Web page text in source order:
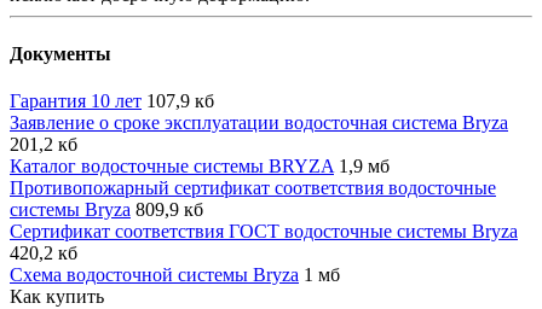
Документы
Гарантия 10 лет 107,9 кб
Заявление о сроке эксплуатации водосточная система Bryza
201,2 кб
Каталог водосточные системы BRYZA 1,9 мб
Противопожарный сертификат соответствия водосточные
системы Bryza 809,9 кб
Сертификат соответствия ГОСТ водосточные системы Bryza
420,2 кб
Схема водосточной системы Bryza 1 мб
Как купить